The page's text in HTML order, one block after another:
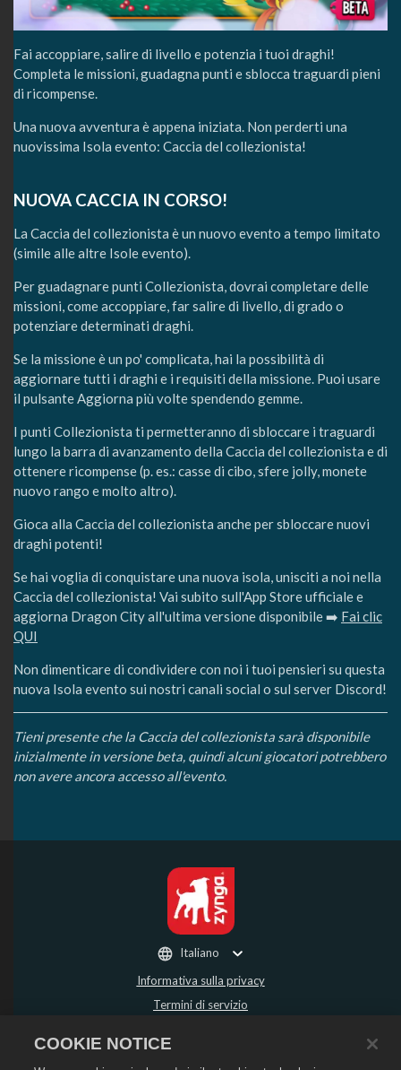
Fai accoppiare, salire di livello e potenzia i tuoi draghi!
Completa le missioni, guadagna punti e sblocca traguardi pieni
di ricompense.
Una nuova avventura è appena iniziata. Non perderti una
nuovissima Isola evento: Caccia del collezionista!
NUOVA CACCIA IN CORSO!
La Caccia del collezionista è un nuovo evento a tempo limitato
(simile alle altre Isole evento).
Per guadagnare punti Collezionista, dovrai completare delle
missioni, come accoppiare, far salire di livello, di grado o
potenziare determinati draghi.
Se la missione è un po' complicata, hai la possibilità di
aggiornare tutti i draghi e i requisiti della missione. Puoi usare
il pulsante Aggiorna più volte spendendo gemme.
I punti Collezionista ti permetteranno di sbloccare i traguardi
lungo la barra di avanzamento della Caccia del collezionista e di
ottenere ricompense (p. es.: casse di cibo, sfere jolly, monete
nuovo rango e molto altro).
Gioca alla Caccia del collezionista anche per sbloccare nuovi
draghi potenti!
Se hai voglia di conquistare una nuova isola, unisciti a noi nella
Caccia del collezionista! Vai subito sull'App Store ufficiale e
aggiorna Dragon City all'ultima versione disponibile ➡️ Fai clic
QUI
Non dimenticare di condividere con noi i tuoi pensieri su questa
nuova Isola evento sui nostri canali social o sul server Discord!
Tieni presente che la Caccia del collezionista sarà disponibile
inizialmente in versione beta, quindi alcuni giocatori potrebbero
non avere ancora accesso all'evento.
Informativa sulla privacy
Termini di servizio
Politica sui rimborsi
Italiano
COOKIE NOTICE